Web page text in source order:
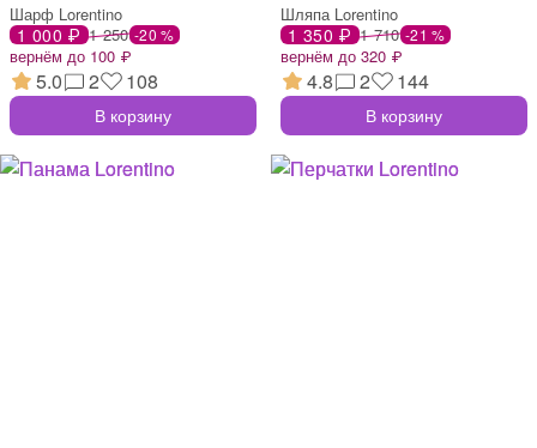
Шарф Lorentino
1 000 ₽ 1 250 -20 %
вернём до 100 ₽
5.0 2 108
В корзину
Шляпа Lorentino
1 350 ₽ 1 710 -21 %
вернём до 320 ₽
4.8 2 144
В корзину